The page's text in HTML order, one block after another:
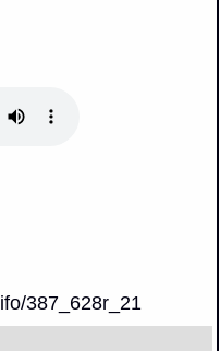
387_628r_21